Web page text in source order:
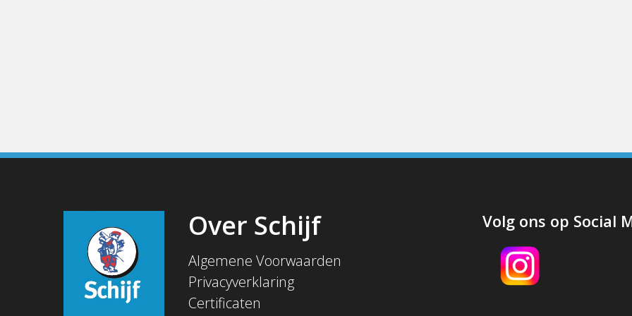
Over Schijf
Algemene Voorwaarden
Privacyverklaring
Certificaten
Volg ons op Social